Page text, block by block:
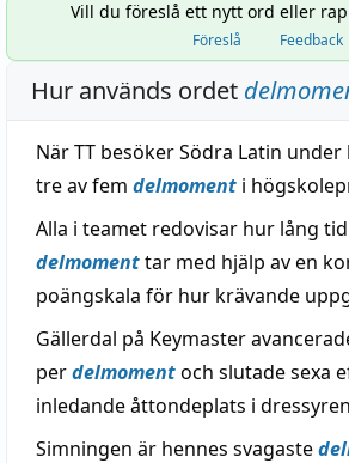
Vill du föreslå ett nytt ord eller
Föreslå Feedback
Hur används ordet
När TT besöker Södra Latin
tre av fem delmoment i
Alla i teamet redovisar hur lång
delmomenttar med hjälp av en
poängskala för hur krävande
Gällerdal på Keymaster
perdelmomentoch slutade sexa
inledande åttondeplats i
Simningen är hennes svagaste